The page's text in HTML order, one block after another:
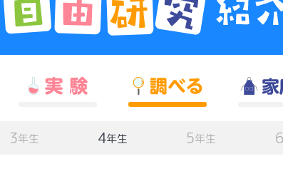
3年生 4年生 5年生 6